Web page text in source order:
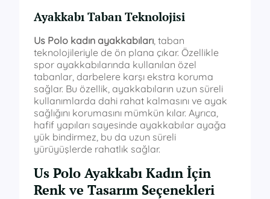
Ayakkabı Taban Teknolojisi
Us Polo kadın ayakkabıları , taban
teknolojileriyle de ön plana çıkar. Özellikle
spor ayakkabılarında kullanılan özel
tabanlar, darbelere karşı ekstra koruma
sağlar. Bu özellik, ayakkabıların uzun süreli
kullanımlarda dahi rahat kalmasını ve ayak
sağlığını korumasını mümkün kılar. Ayrıca,
hafif yapıları sayesinde ayakkabılar ayağa
yük bindirmez, bu da uzun süreli
yürüyüşlerde rahatlık sağlar.
Us Polo Ayakkabı Kadın İçin
Renk ve Tasarım Seçenekleri